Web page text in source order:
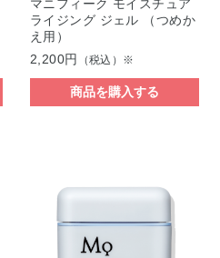
マニフィーク モイスチュア
ライジング ジェル （つめか
え用）
2,200円
（税込）※
商品を購入する